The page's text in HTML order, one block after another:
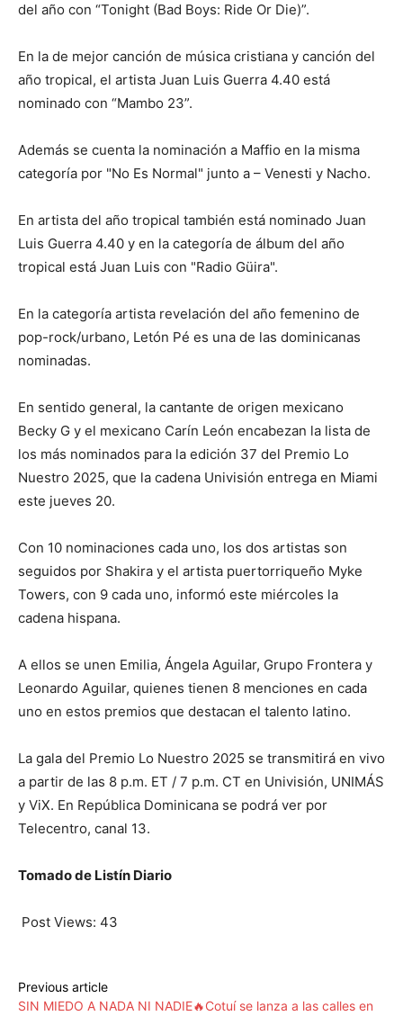
del año con “Tonight (Bad Boys: Ride Or Die)”.
En la de mejor canción de música cristiana y canción del
año tropical, el artista Juan Luis Guerra 4.40 está
nominado con “Mambo 23”.
Además se cuenta la nominación a Maffio en la misma
categoría por "No Es Normal" junto a – Venesti y Nacho.
En artista del año tropical también está nominado Juan
Luis Guerra 4.40 y en la categoría de álbum del año
tropical está Juan Luis con "Radio Güira".
En la categoría artista revelación del año femenino de
pop-rock/urbano, Letón Pé es una de las dominicanas
nominadas.
En sentido general, la cantante de origen mexicano
Becky G y el mexicano Carín León encabezan la lista de
los más nominados para la edición 37 del Premio Lo
Nuestro 2025, que la cadena Univisión entrega en Miami
este jueves 20.
Con 10 nominaciones cada uno, los dos artistas son
seguidos por Shakira y el artista puertorriqueño Myke
Towers, con 9 cada uno, informó este miércoles la
cadena hispana.
A ellos se unen Emilia, Ángela Aguilar, Grupo Frontera y
Leonardo Aguilar, quienes tienen 8 menciones en cada
uno en estos premios que destacan el talento latino.
La gala del Premio Lo Nuestro 2025 se transmitirá en vivo
a partir de las 8 p.m. ET / 7 p.m. CT en Univisión, UNIMÁS
y ViX. En República Dominicana se podrá ver por
Telecentro, canal 13.
Tomado de Listín Diario
Post Views: 43
Previous article
SIN MIEDO A NADA NI NADIE🔥Cotuí se lanza a las calles en